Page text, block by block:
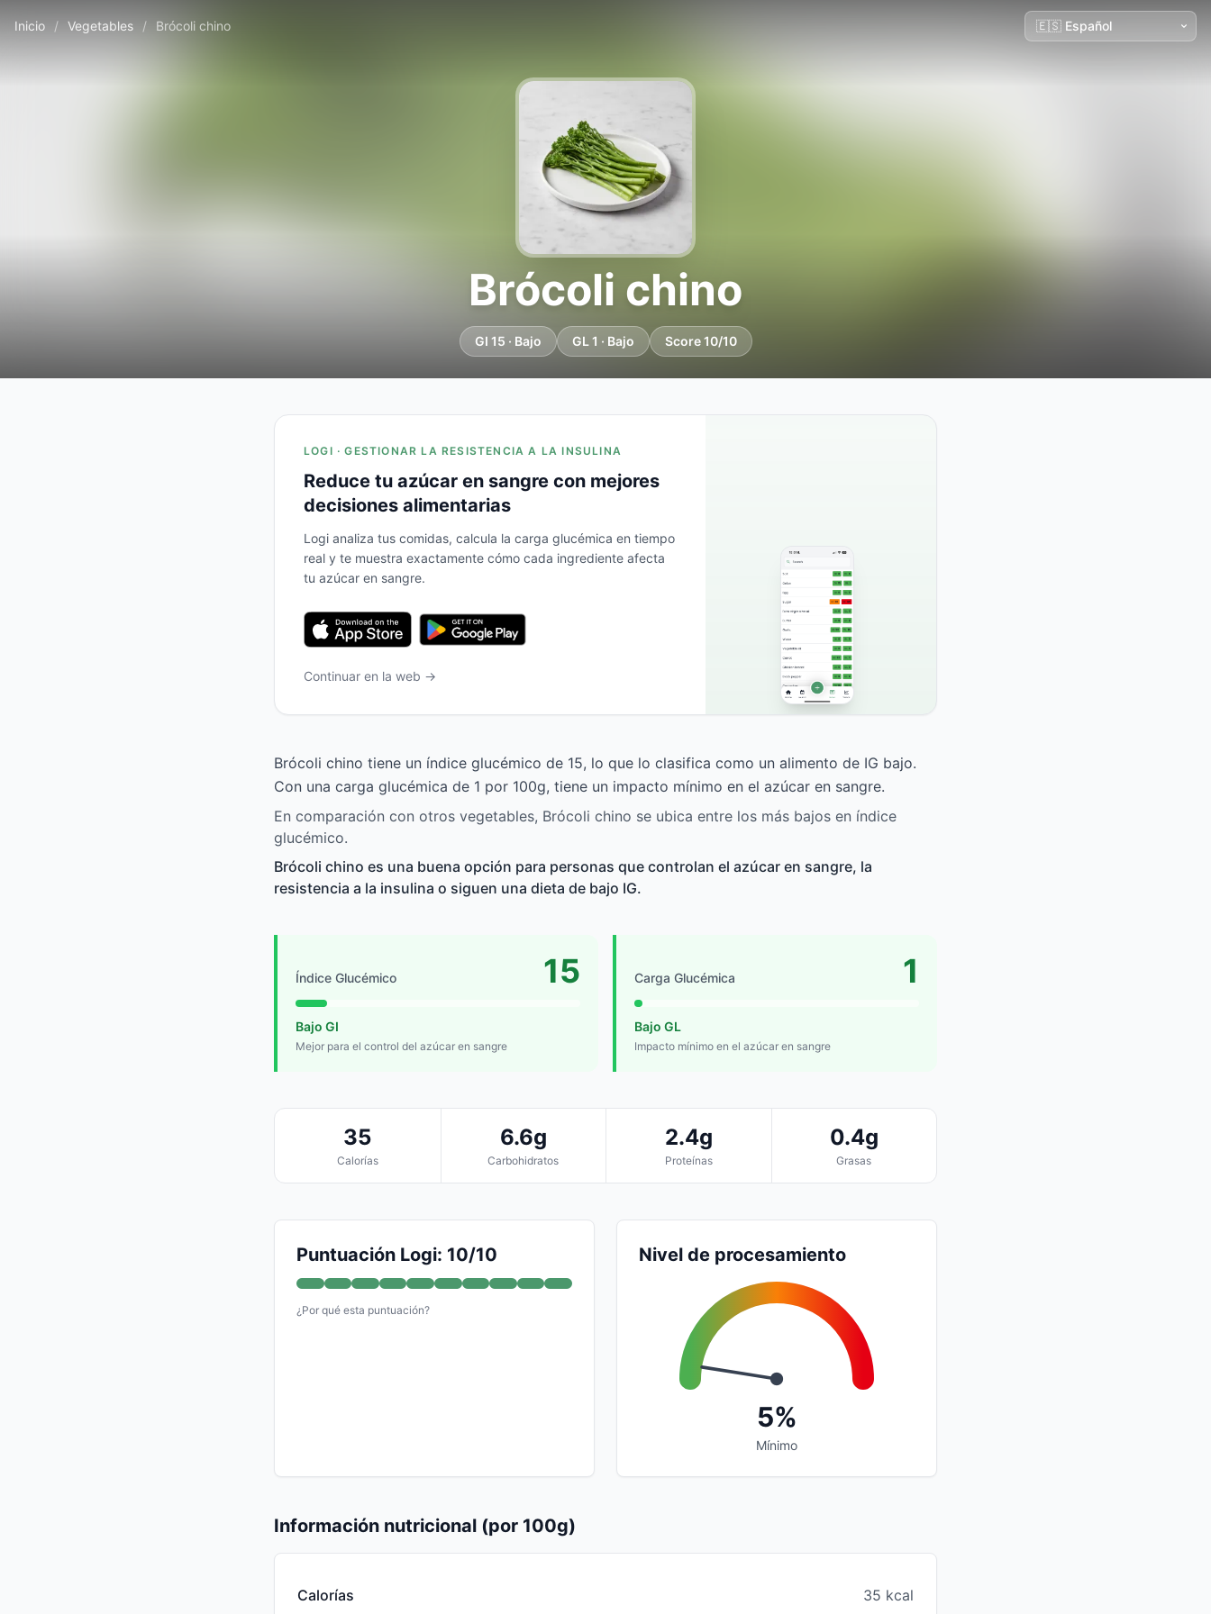
Inicio / Vegetables / Brócoli chino
Brócoli chino
GI 15 · Bajo GL 1 · Bajo Score 10/10
LOGI · GESTIONAR LA RESISTENCIA A LA INSULINA
Reduce tu azúcar en sangre con mejores
decisiones alimentarias
Logi analiza tus comidas, calcula la carga glucémica en tiempo
real y te muestra exactamente cómo cada ingrediente afecta
tu azúcar en sangre.
Continuar en la web →
Brócoli chino tiene un índice glucémico de 15, lo que lo clasifica como un alimento de IG bajo.
Con una carga glucémica de 1 por 100g, tiene un impacto mínimo en el azúcar en sangre.
En comparación con otros vegetables, Brócoli chino se ubica entre los más bajos en índice
glucémico.
Brócoli chino es una buena opción para personas que controlan el azúcar en sangre, la
resistencia a la insulina o siguen una dieta de bajo IG.
Índice Glucémico 15
Bajo GI
Mejor para el control del azúcar en sangre
Carga Glucémica 1
Bajo GL
Impacto mínimo en el azúcar en sangre
35
Calorías
6.6g
Carbohidratos
2.4g
Proteínas
0.4g
Grasas
Puntuación Logi: 10/10
¿Por qué esta puntuación?
Nivel de procesamiento
5%
Mínimo
Información nutricional (por 100g)
Calorías 35 kcal